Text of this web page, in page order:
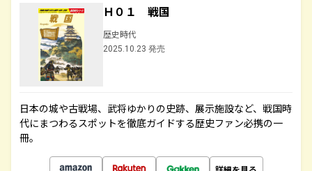
Ｈ０１ 戦国
歴史時代
2025.10.23 発売
日本の城や古戦場、武将ゆかりの史跡、展示施設など、戦国時
代にまつわるスポットを徹底ガイドする歴史ファン必携の一
冊。